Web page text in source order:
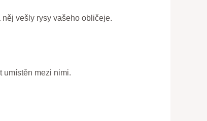
vešly rysy vašeho obličeje.
umístěn mezi nimi.